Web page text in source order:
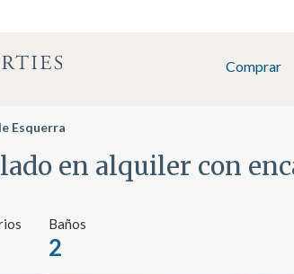
Comprar
Esquerra
en alquiler con
Baños
2